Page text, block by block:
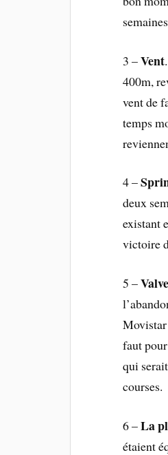
3 –Vent
400m,
vent de
temps
4 –
deux
existant
victoire
5 –
faut
qui
courses.
6 –La
étaient